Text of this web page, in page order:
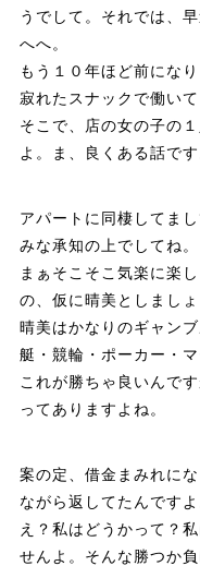
うでして。それでは、
へへ。
もう１０年ほど前にな
寂れたスナックで働いて
そこで、店の女の子の
よ。ま、良くある話です
アパートに同棲してま
みな承知の上でしてね。
まぁそこそこ気楽に楽
の、仮に晴美としましょ
晴美はかなりのギャン
艇・競輪・ポーカー・
これが勝ちゃ良いんで
ってありますよね。
案の定、借金まみれに
ながら返してたんですよ
え？私はどうかって？
せんよ。そんな勝つか